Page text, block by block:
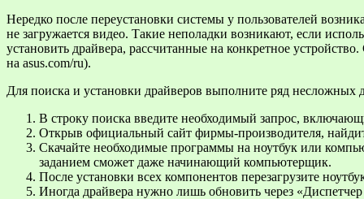
Нередко после переустановки системы у пользователей
не загружается видео. Такие неполадки возникают, если
установить драйвера, рассчитанные на конкретное
на asus.com/ru).
Для поиска и установки драйверов выполните ряд несложных
В строку поиска введите необходимый запрос,
Открыв официальный сайт фирмы-производителя,
Скачайте необходимые программы на ноутбук или
заданием сможет даже начинающий компьютерщик.
После установки всех компонентов перезагрузите
Иногда драйвера нужно лишь обновить через